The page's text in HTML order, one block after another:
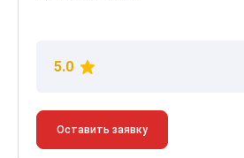
5.0
Оставить заявку